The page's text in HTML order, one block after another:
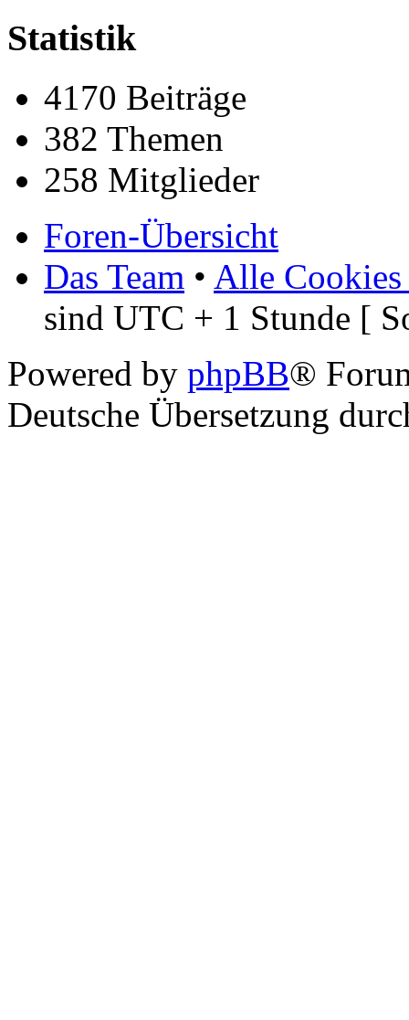
Statistik
4170 Beiträge
382 Themen
258 Mitglieder
Foren-Übersicht
Das Team • Alle Cookies
sind UTC + 1 Stunde [
Powered by phpBB®
Deutsche Übersetzung